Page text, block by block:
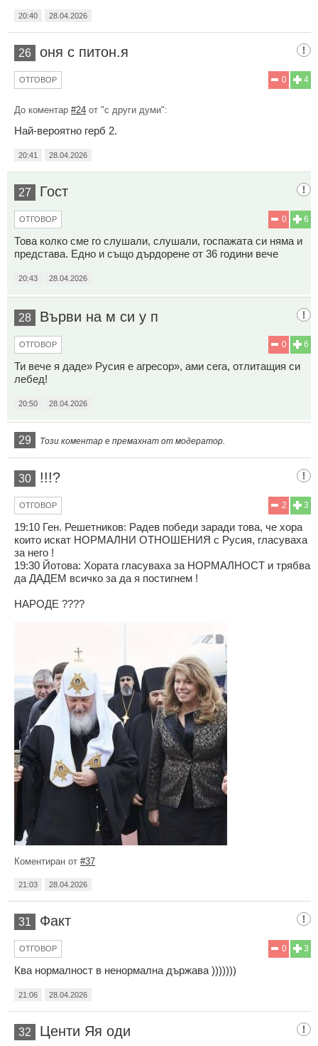
20:40 28.04.2026
26 оня с питон.я
4
0
ОТГОВОР
До коментар #24 от "с други думи":
Най-вероятно герб 2.
20:41 28.04.2026
27 Гост
6
0
ОТГОВОР
Това колко сме го слушали, слушали, госпажата си няма и
представа. Едно и също дърдорене от 36 години вече
20:43 28.04.2026
28 Върви на м си у п
6
0
ОТГОВОР
Ти вече я даде» Русия е агресор», ами сега, отлитащия си
лебед!
20:50 28.04.2026
29 Този коментар е премахнат от модератор.
30 !!!?
3
2
ОТГОВОР
19:10 Ген. Решетников: Радев победи заради това, че хора
които искат НОРМАЛНИ ОТНОШЕНИЯ с Русия, гласуваха
за него !
19:30 Йотова: Хората гласуваха за НОРМАЛНОСТ и трябва
да ДАДЕМ всичко за да я постигнем !
НАРОДЕ ????
Коментиран от #37
21:03 28.04.2026
31 Факт
3
0
ОТГОВОР
Ква нормалност в ненормална държава )))))))
21:06 28.04.2026
32 Центи Яя оди